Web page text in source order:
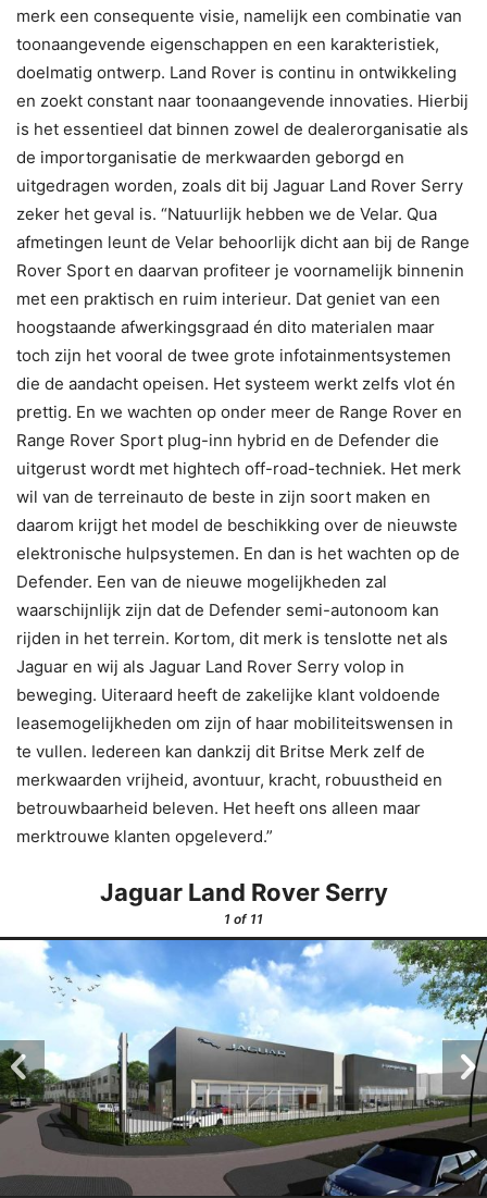
merk een consequente visie, namelijk een combinatie van
toonaangevende eigenschappen en een karakteristiek,
doelmatig ontwerp. Land Rover is continu in ontwikkeling
en zoekt constant naar toonaangevende innovaties. Hierbij
is het essentieel dat binnen zowel de dealerorganisatie als
de importorganisatie de merkwaarden geborgd en
uitgedragen worden, zoals dit bij Jaguar Land Rover Serry
zeker het geval is. “Natuurlijk hebben we de Velar. Qua
afmetingen leunt de Velar behoorlijk dicht aan bij de Range
Rover Sport en daarvan profiteer je voornamelijk binnenin
met een praktisch en ruim interieur. Dat geniet van een
hoogstaande afwerkingsgraad én dito materialen maar
toch zijn het vooral de twee grote infotainmentsystemen
die de aandacht opeisen. Het systeem werkt zelfs vlot én
prettig. En we wachten op onder meer de Range Rover en
Range Rover Sport plug-inn hybrid en de Defender die
uitgerust wordt met hightech off-road-techniek. Het merk
wil van de terreinauto de beste in zijn soort maken en
daarom krijgt het model de beschikking over de nieuwste
elektronische hulpsystemen. En dan is het wachten op de
Defender. Een van de nieuwe mogelijkheden zal
waarschijnlijk zijn dat de Defender semi-autonoom kan
rijden in het terrein. Kortom, dit merk is tenslotte net als
Jaguar en wij als Jaguar Land Rover Serry volop in
beweging. Uiteraard heeft de zakelijke klant voldoende
leasemogelijkheden om zijn of haar mobiliteitswensen in
te vullen. Iedereen kan dankzij dit Britse Merk zelf de
merkwaarden vrijheid, avontuur, kracht, robuustheid en
betrouwbaarheid beleven. Het heeft ons alleen maar
merktrouwe klanten opgeleverd.”
Jaguar Land Rover Serry
1 of 11